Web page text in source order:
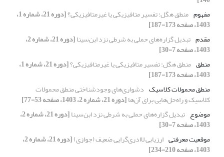
مفهوم منطق هگل: تفسیر متافیزیکی یا غیرمتافیزیکی؟ [دوره 21، شماره 1،
1403، صفحه 173-187]
مقدم تبدیل گزاره‌های حملی به شرطی نزد ابن‌سینا [دوره 21، شماره 2،
1403، صفحه 7-30]
منطق منطق هگل: تفسیر متافیزیکی یا غیرمتافیزیکی؟ [دوره 21، شماره 1،
1403، صفحه 173-187]
منطق محمولات کلاسیک دشواری‌های وجودشناختی منطق محمولات
کلاسیک و راه‌حل‌هایی برای آن‌ها[دوره 21، شماره 2، 1403، صفحه 53-77]
موضوع تبدیل گزاره‌های حملی به شرطی نزد ابن‌سینا [دوره 21، شماره 2،
1403، صفحه 7-30]
موقعیت معرفتی ارزیابی لاادری‌گرایی ضعیف (جوازی) [دوره 21، شماره 2،
1403، صفحه 210-234]